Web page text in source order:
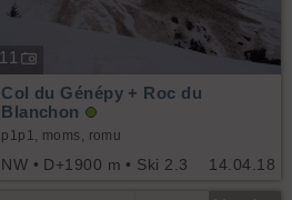
11
14.04.18
Col du Génépy + Roc du
Blanchon
p1p1, moms, romu
NW • D+1900 m • Ski 2.3